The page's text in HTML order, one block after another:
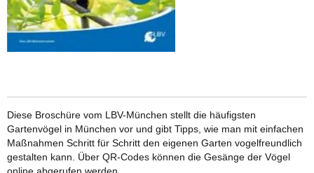
Diese Broschüre vom LBV-München stellt die häufigsten
Gartenvögel in München vor und gibt Tipps, wie man mit einfachen
Maßnahmen Schritt für Schritt den eigenen Garten vogelfreundlich
gestalten kann. Über QR-Codes können die Gesänge der Vögel